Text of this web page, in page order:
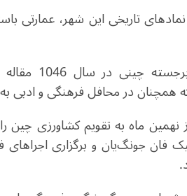
تاریخی این شهر، عمارتی
«فان
همچنان در محافل فرهنگی و ادبی
پانزدهمین روز از نهمین ماه به تقویم
فان جونگ‌یان و برگزاری
.